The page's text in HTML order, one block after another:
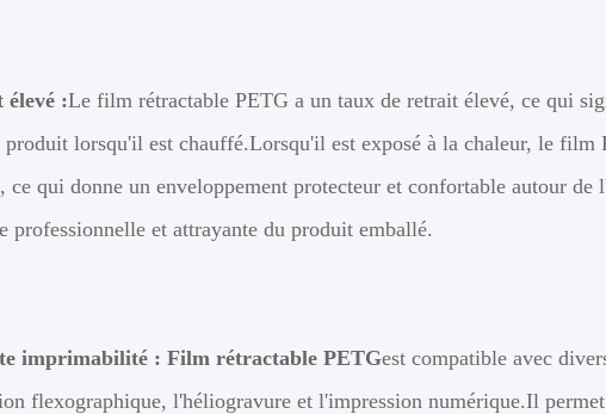
élevé :Le film rétractable PETG a un taux de retrait élevé, ce qui
lorsqu'il est chauffé.Lorsqu'il est exposé à la chaleur, le film
ce qui donne un enveloppement protecteur et confortable autour de
professionnelle et attrayante du produit emballé.
imprimabilité : Film rétractable PETGest compatible avec
flexographique, l'héliogravure et l'impression numérique.Il